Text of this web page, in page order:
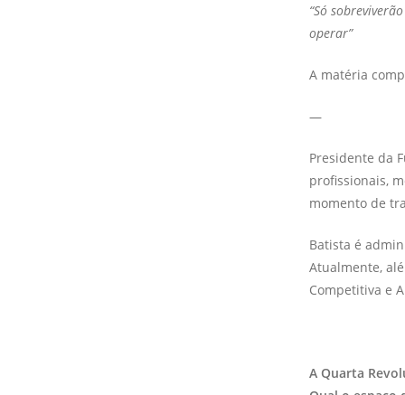
“Só
operar”
A matéria
—
Presidente da
profissionais,
momento de
Batista é
Atualmente,
Competitiva e
A Quarta